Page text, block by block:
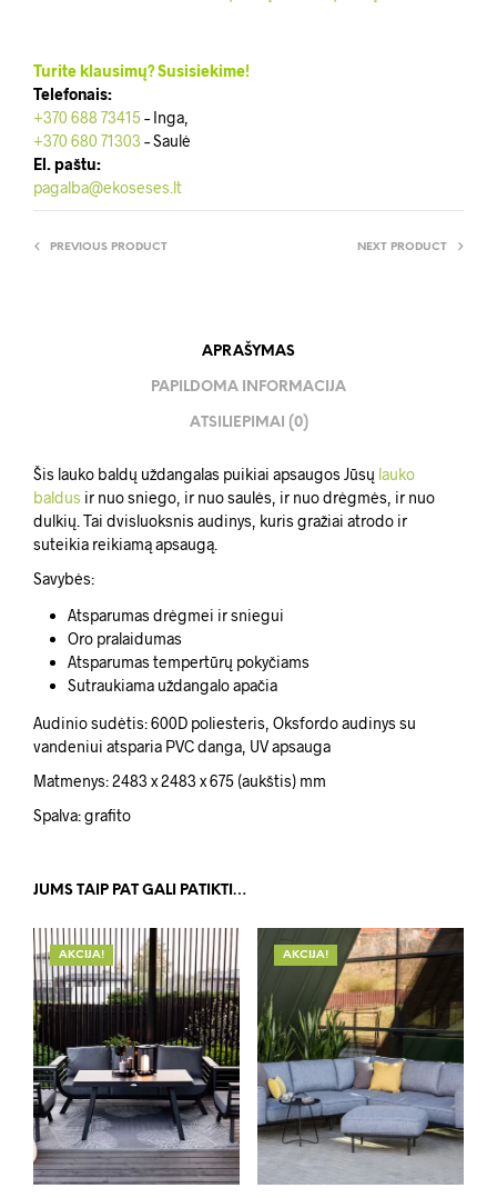
Turite klausimų? Susisiekime!
Telefonais:
+370 688 73415– Inga,
+370 680 71303 – Saulė
El. paštu:
pagalba@ekoseses.lt
PREVIOUS PRODUCT NEXT PRODUCT
APRAŠYMAS
PAPILDOMA INFORMACIJA
ATSILIEPIMAI (0)
Šis lauko baldų uždangalas puikiai apsaugos Jūsų lauko
baldus ir nuo sniego, ir nuo saulės, ir nuo drėgmės, ir nuo
dulkių. Tai dvisluoksnis audinys, kuris gražiai atrodo ir
suteikia reikiamą apsaugą.
Savybės:
Atsparumas drėgmei ir sniegui
Oro pralaidumas
Atsparumas tempertūrų pokyčiams
Sutraukiama uždangalo apačia
Audinio sudėtis: 600D poliesteris, Oksfordo audinys su
vandeniui atsparia PVC danga, UV apsauga
Matmenys: 2483 x 2483 x 675 (aukštis) mm
Spalva: grafito
JUMS TAIP PAT GALI PATIKTI…
AKCIJA! AKCIJA!